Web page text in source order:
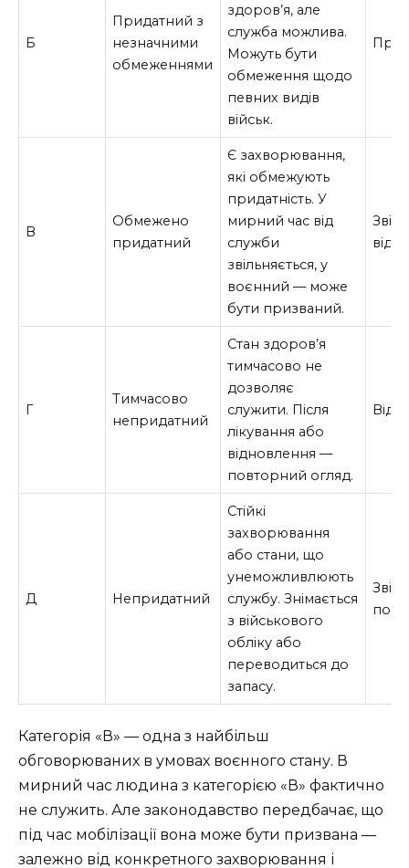
Б
Придатний з
незначними
обмеженнями
здоров’я, але
служба можлива.
Можуть бути
обмеження щодо
певних видів
військ.
В
Обмежено
придатний
Є захворювання,
які обмежують
придатність. У
мирний час від
служби
звільняється, у
воєнний — може
бути призваний.
від
Г
Тимчасово
непридатний
Стан здоров’я
тимчасово не
дозволяє
служити. Після
лікування або
відновлення —
повторний огляд.
Д Непридатний
Стійкі
захворювання
або стани, що
унеможливлюють
службу. Знімається
з військового
обліку або
переводиться до
запасу.
Категорія «В» — одна з найбільш
обговорюваних в умовах воєнного стану. В
мирний час людина з категорією «В» фактично
не служить. Але законодавство передбачає, що
під час мобілізації вона може бути призвана —
залежно від конкретного захворювання і